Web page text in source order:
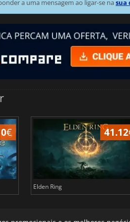
a uma mensagem ao ligar-se nasua
€ 41.12
Elden Ring